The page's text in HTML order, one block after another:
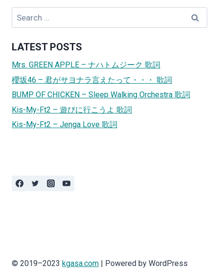
Search
LATEST POSTS
Mrs. GREEN APPLE – ナハトムジーク 歌詞
櫻坂46 – 君がサヨナラ言えたって・・・ 歌詞
BUMP OF CHICKEN – Sleep Walking Orchestra 歌詞
Kis-My-Ft2 – 遊びに行こうよ 歌詞
Kis-My-Ft2 – Jenga Love 歌詞
© 2019–2023 kgasa.com | Powered by WordPress